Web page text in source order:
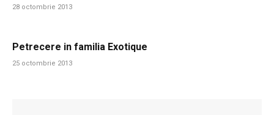
28 octombrie 2013
Petrecere in familia Exotique
25 octombrie 2013